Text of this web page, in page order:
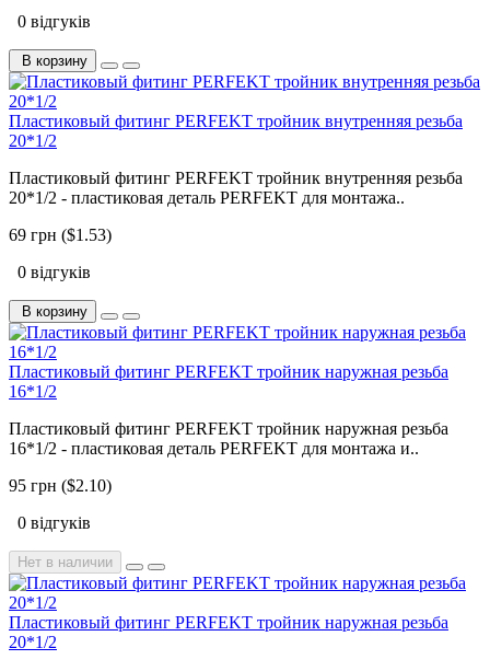
0 відгуків
В корзину
Пластиковый фитинг PERFEKT тройник внутренняя резьба
20*1/2
Пластиковый фитинг PERFEKT тройник внутренняя резьба
20*1/2 - пластиковая деталь PERFEKT для монтажа..
69 грн ($1.53)
0 відгуків
В корзину
Пластиковый фитинг PERFEKT тройник наружная резьба
16*1/2
Пластиковый фитинг PERFEKT тройник наружная резьба
16*1/2 - пластиковая деталь PERFEKT для монтажа и..
95 грн ($2.10)
0 відгуків
Нет в наличии
Пластиковый фитинг PERFEKT тройник наружная резьба
20*1/2